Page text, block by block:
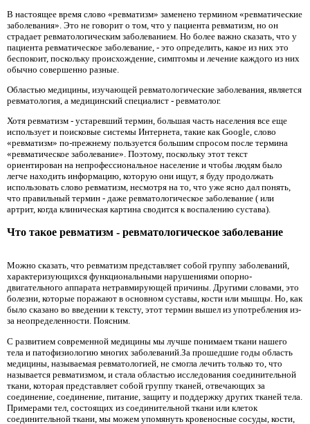
В настоящее время слово «ревматизм» заменено термином «ревматические
заболевания». Это не говорит о том, что у пациента ревматизм, но он
страдает ревматологическим заболеванием. Но более важно сказать, что у
пациента ревматическое заболевание, - это определить, какое из них это
беспокоит, поскольку происхождение, симптомы и лечение каждого из них
обычно совершенно разные.
Областью медицины, изучающей ревматологические заболевания, является
ревматология, а медицинский специалист - ревматолог.
Хотя ревматизм - устаревший термин, большая часть населения все еще
использует и поисковые системы Интернета, такие как Google, слово
«ревматизм» по-прежнему пользуется большим спросом после термина
«ревматическое заболевание». Поэтому, поскольку этот текст
ориентирован на непрофессиональное население и чтобы людям было
легче находить информацию, которую они ищут, я буду продолжать
использовать слово ревматизм, несмотря на то, что уже ясно дал понять,
что правильный термин - даже ревматологическое заболевание ( или
артрит, когда клиническая картина сводится к воспалению сустава).
Что такое ревматизм - ревматологическое заболевание
Можно сказать, что ревматизм представляет собой группу заболеваний,
характеризующихся функциональными нарушениями опорно-
двигательного аппарата нетравмирующей причины. Другими словами, это
болезни, которые поражают в основном суставы, кости или мышцы. Но, как
было сказано во введении к тексту, этот термин вышел из употребления из-
за неопределенности. Поясним.
С развитием современной медицины мы лучше понимаем ткани нашего
тела и патофизиологию многих заболеваний.За прошедшие годы область
медицины, называемая ревматологией, не смогла лечить только то, что
называется ревматизмом, и стала областью исследования соединительной
ткани, которая представляет собой группу тканей, отвечающих за
соединение, соединение, питание, защиту и поддержку других тканей тела.
Примерами тел, состоящих из соединительной ткани или клеток
соединительной ткани, мы можем упомянуть кровеносные сосуды, кости,